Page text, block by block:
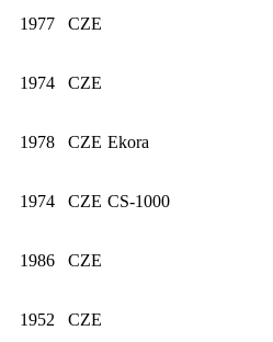
1977 CZE
1974 CZE
1978 CZE Ekora
1974 CZE CS-1000
1986 CZE
1952 CZE